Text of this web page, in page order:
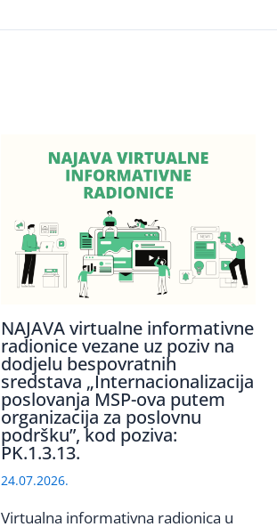
NAJAVA virtualne informativne
radionice vezane uz poziv na
dodjelu bespovratnih
sredstava „Internacionalizacija
poslovanja MSP-ova putem
organizacija za poslovnu
podršku”, kod poziva:
PK.1.3.13.
24.07.2026.
Virtualna informativna radionica u